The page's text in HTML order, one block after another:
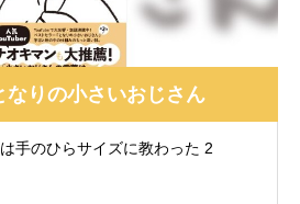
なりの小さいおじさん
手のひらサイズに教わった 2